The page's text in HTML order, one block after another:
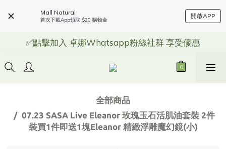
Mall Natural
首次下載App領取 $20 購物金
開啟APP
✅點擊加入 卓娜Whatsapp粉絲社群 享受優惠
全部商品
07.23 SASA Live Eleanor 玫瑰玉石活肌油套裝 2件
裝買1件即送1塊Eleanor 精緻浮雕魔幻鏡(小)